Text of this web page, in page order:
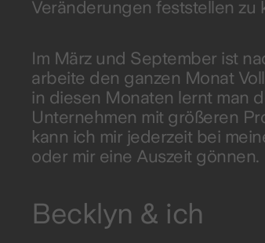
Veränderungen feststellen zu
Im März und September ist
arbeite den ganzen Monat
in diesen Monaten lernt man
Unternehmen mit größeren
kann ich mir jederzeit bei
oder mir eine Auszeit gönnen.
Becklyn & ich